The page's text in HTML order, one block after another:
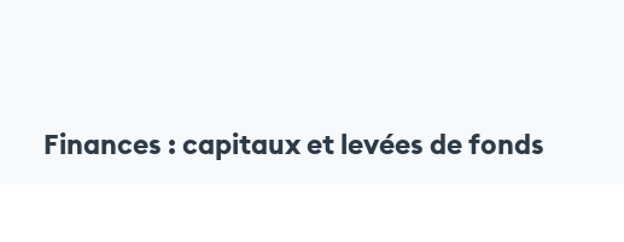
Finances : capitaux et levées de fonds